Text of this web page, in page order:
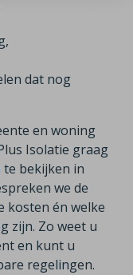
dat nog
en woning
Isolatie graag
bekijken in
we de
kosten én welke
zijn. Zo weet u
en kunt u
regelingen.